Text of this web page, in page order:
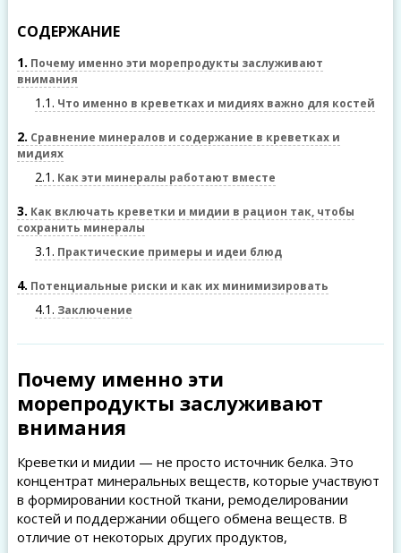
СОДЕРЖАНИЕ
1 Почему именно эти морепродукты заслуживают
внимания
1.1 Что именно в креветках и мидиях важно для костей
2 Сравнение минералов и содержание в креветках и
мидиях
2.1 Как эти минералы работают вместе
3 Как включать креветки и мидии в рацион так, чтобы
сохранить минералы
3.1 Практические примеры и идеи блюд
4 Потенциальные риски и как их минимизировать
4.1 Заключение
Почему именно эти
морепродукты заслуживают
внимания
Креветки и мидии — не просто источник белка. Это
концентрат минеральных веществ, которые участвуют
в формировании костной ткани, ремоделировании
костей и поддержании общего обмена веществ. В
отличие от некоторых других продуктов,